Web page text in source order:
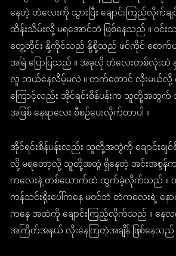
နေတဲ့ တဲလေးကို သွားပြီး ချောင်းကြည့်လိုက်
ထိန်းသိမ်းလို့ မရအောင်ဘဲ ဖြစ်နေသည် ။ ဝင်
တွေ့တိုင်း နို့ကိုင်သည် နို့စို့သည် ဖင်ကိုင် စေ
အမြဲ ပြောပြသည် ။ အခုလို တဲလေးတစ်လုံး
လူ ဘယ်နေလိမ့်မလဲ ။ တက်တောင် လိုးမယ်လို့
ကြောင့်လည်း အိုင်ရင်းစိန်ပန်းက သူတို့အတွ
အဖြစ် နေရာလေး စီစဉ်ပေးလိုက်တာပါ ။
အိုင်ရင်းစိန်ပန်းလည်း သူတို့အတွဲကို ချောင်းခ
လို့ မရတော့လို့ သူတို့အတွဲ ရှိနေတဲ့ အင်းအစွ
ကလေးနဲ့ တစ်ယောက်ထဲ ထွက်ခဲ့လိုက်သည် ။
ကန်သင်းရိုးပေါ်ကနေ မဝင်ဘဲ တဲကလေးရဲ့ နေ
ကနေ အထဲကို ချောင်းကြည့်လိုက်သည် ။ နေလ
အကြိတ်အနယ် လိုးနေကြတဲ့အချိန် ဖြစ်နေသည်